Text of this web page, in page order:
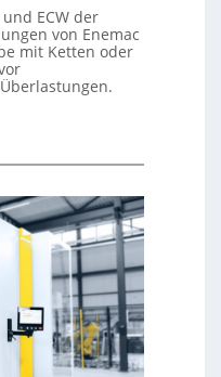
ECW der
von Enemac
mit Ketten oder